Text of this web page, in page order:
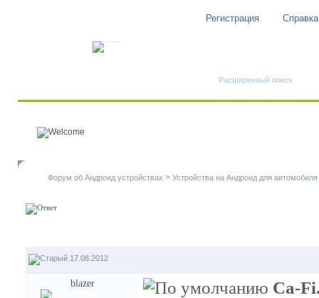
Регистрация Справка
Расширенный поиск
Форум об Андроид устройствах > Устройства на Андроид для автомобиля
17.08.2012
blazer Ca-